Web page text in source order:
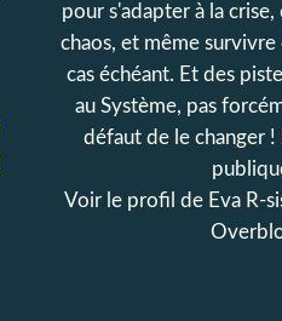
pour s'adapter à la
chaos, et même survivre
cas échéant. Et des
au Système, pas
défaut de le changer
Voir le profil de Eva R-